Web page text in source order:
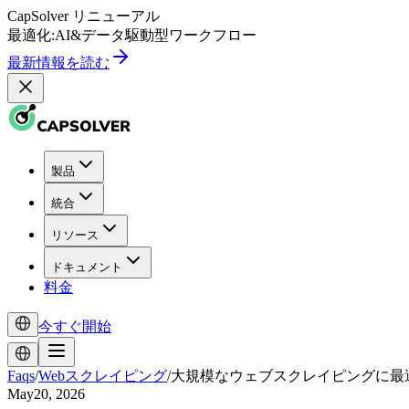
CapSolver リニューアル
最適化:AI&データ駆動型ワークフロー
最新情報を読む
製品
統合
リソース
ドキュメント
料金
今すぐ開始
Faqs/Webスクレイピング/大規模なウェブスクレイピングに最
May20, 2026